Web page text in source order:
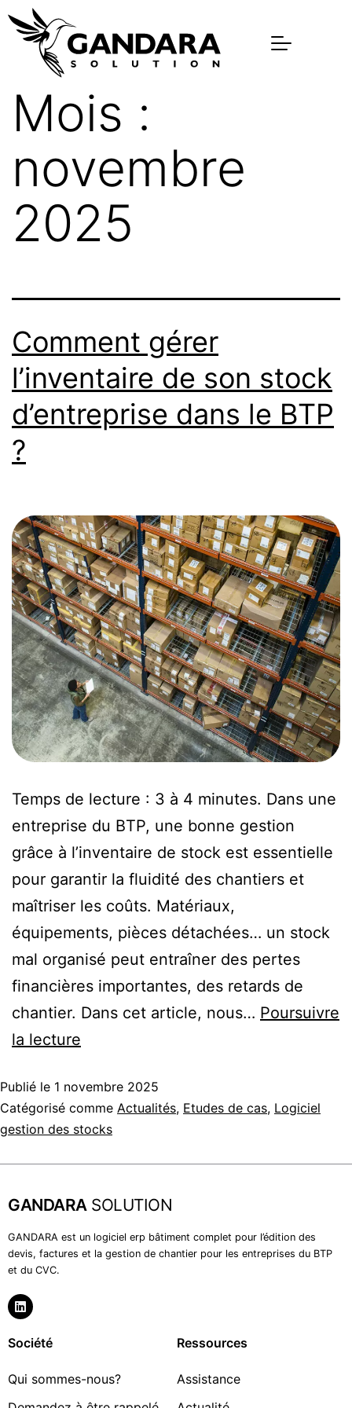
Panneau de gestion des cookies
Mois :
novembre
2025
Comment gérer
l’inventaire de son stock
d’entreprise dans le BTP
?
Temps de lecture : 3 à 4 minutes. Dans une
entreprise du BTP, une bonne gestion
grâce à l’inventaire de stock est essentielle
pour garantir la fluidité des chantiers et
maîtriser les coûts. Matériaux,
équipements, pièces détachées… un stock
mal organisé peut entraîner des pertes
financières importantes, des retards de
chantier. Dans cet article, nous… Poursuivre
la lecture
Publié le 1 novembre 2025
Catégorisé comme Actualités, Etudes de cas, Logiciel
gestion des stocks
GANDARA SOLUTION
GANDARA est un logiciel erp bâtiment complet pour l’édition des
devis, factures et la gestion de chantier pour les entreprises du BTP
et du CVC.
Société
Qui sommes-nous?
Ressources
Assistance